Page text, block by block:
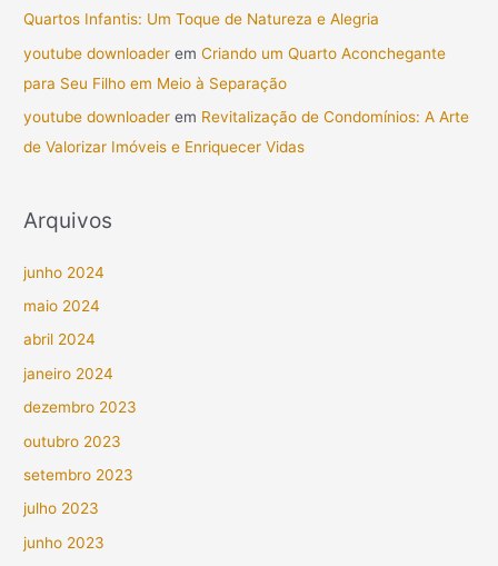
Quartos Infantis: Um Toque de Natureza e Alegria
youtube downloader emCriando um Quarto Aconchegante
para Seu Filho em Meio à Separação
youtube downloader em Revitalização de Condomínios: A Arte
de Valorizar Imóveis e Enriquecer Vidas
Arquivos
junho 2024
maio 2024
abril 2024
janeiro 2024
dezembro 2023
outubro 2023
setembro 2023
julho 2023
junho 2023